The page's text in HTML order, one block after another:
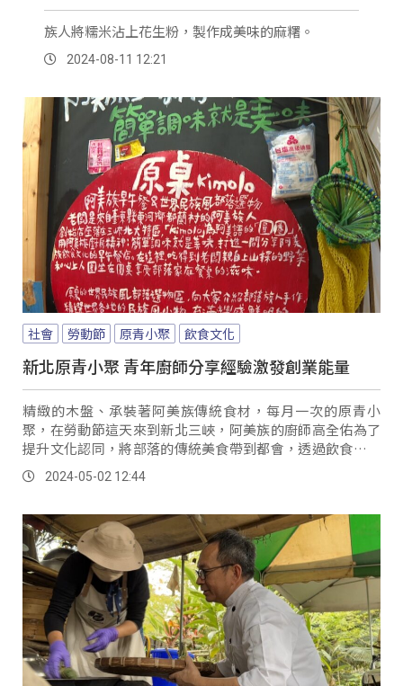
族人將糯米沾上花生粉，製作成美味的麻糬。
2024-08-11 12:21
社會 勞動節 原青小聚 飲食文化
新北原青小聚 青年廚師分享經驗激發創業能量
精緻的木盤、承裝著阿美族傳統食材，每月一次的原青小
聚，在勞動節這天來到新北三峽，阿美族的廚師高全佑為了
提升文化認同，將部落的傳統美食帶到都會，透過飲食文化
分享部落之美。
2024-05-02 12:44